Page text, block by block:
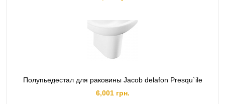
Полупьедестал для раковины Jacob delafon Presqu`ile
6,001 грн.